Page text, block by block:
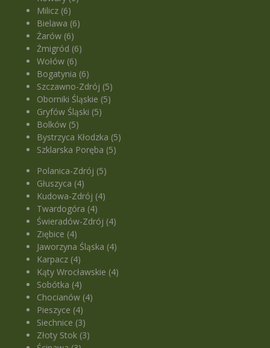
Milicz (6)
Bielawa (6)
Żarów (6)
Żmigród (6)
Wołów (6)
Bogatynia (6)
Szczawno-Zdrój (5)
Oborniki Śląskie (5)
Gryfów Śląski (5)
Bolków (5)
Bystrzyca Kłodzka (5)
Szklarska Poręba (5)
Polanica-Zdrój (5)
Głuszyca (4)
Kudowa-Zdrój (4)
Twardogóra (4)
Świeradów-Zdrój (4)
Ziębice (4)
Jaworzyna Śląska (4)
Karpacz (4)
Kąty Wrocławskie (4)
Sobótka (4)
Chocianów (4)
Pieszyce (4)
Siechnice (3)
Złoty Stok (3)